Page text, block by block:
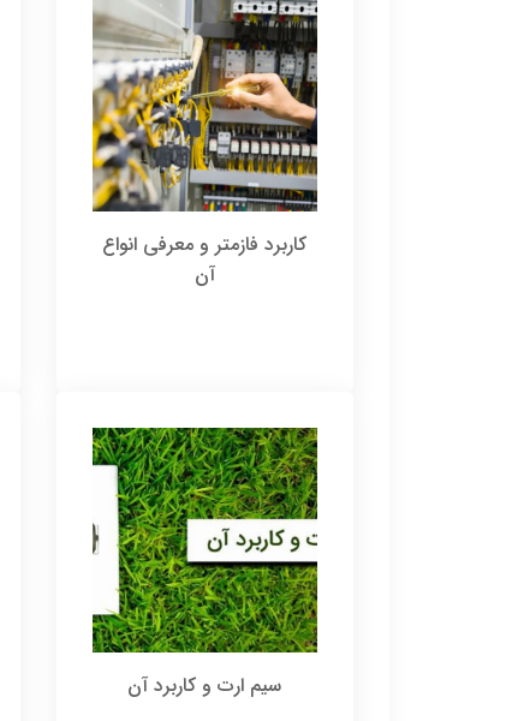
کاربرد فازمتر و معرفی انواع
آن
سیم ارت و کاربرد آن